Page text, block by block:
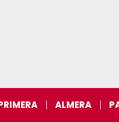
ALMERA